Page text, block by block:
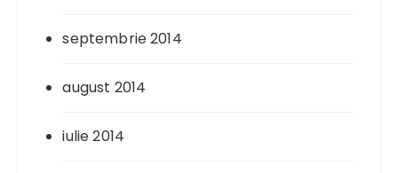
septembrie 2014
august 2014
iulie 2014